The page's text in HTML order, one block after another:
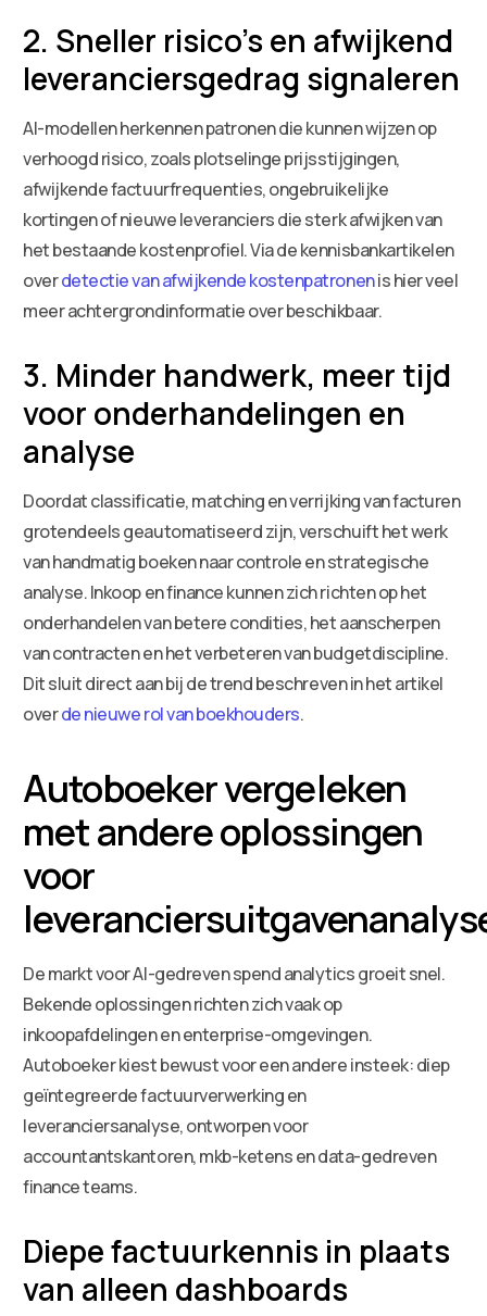
2. Sneller risico’s en afwijkend
leveranciersgedrag signaleren
AI-modellen herkennen patronen die kunnen wijzen op
verhoogd risico, zoals plotselinge prijsstijgingen,
afwijkende factuurfrequenties, ongebruikelijke
kortingen of nieuwe leveranciers die sterk afwijken van
het bestaande kostenprofiel. Via de kennisbankartikelen
overdetectie van afwijkende kostenpatronenis hier veel
meer achtergrondinformatie over beschikbaar.
3. Minder handwerk, meer tijd
voor onderhandelingen en
analyse
Doordat classificatie, matching en verrijking van facturen
grotendeels geautomatiseerd zijn, verschuift het werk
van handmatig boeken naar controle en strategische
analyse. Inkoop en finance kunnen zich richten op het
onderhandelen van betere condities, het aanscherpen
van contracten en het verbeteren van budgetdiscipline.
Dit sluit direct aan bij de trend beschreven in het artikel
overde nieuwe rol van boekhouders.
Autoboeker vergeleken
met andere oplossingen
voor
De markt voor AI-gedreven spend analytics groeit snel.
Bekende oplossingen richten zich vaak op
inkoopafdelingen en enterprise-omgevingen.
Autoboeker kiest bewust voor een andere insteek: diep
geïntegreerde factuurverwerking en
leveranciersanalyse, ontworpen voor
accountantskantoren, mkb-ketens en data-gedreven
finance teams.
Diepe factuurkennis in plaats
van alleen dashboards